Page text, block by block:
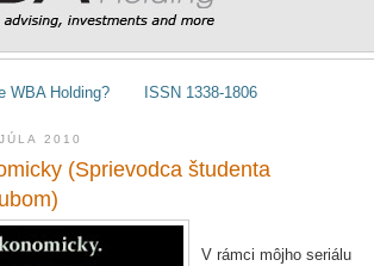
WBA Holding? ISSN 1338-1806
2010
(Sprievodca študenta
V rámci môjho seriálu